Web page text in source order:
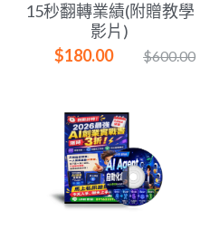
15秒翻轉業績(附贈教學
影片)
$180.00
$600.00